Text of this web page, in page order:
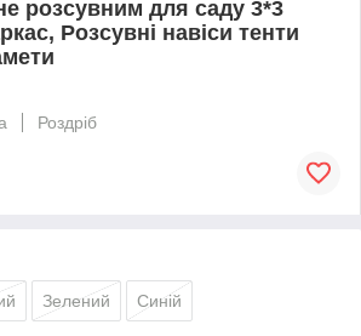
розсувним для саду 3*3
Розсувні навіси тенти
Роздріб
Зелений Синій